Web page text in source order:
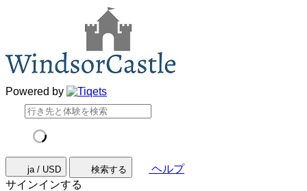
Powered by
ja / USD 検索する
ヘルプ
サインインする